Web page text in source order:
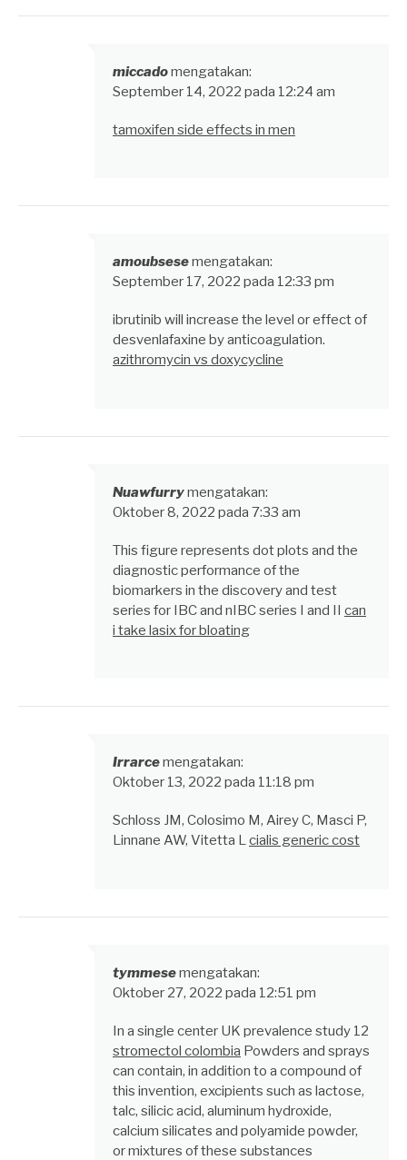
miccadomengatakan:
September 14, 2022 pada 12:24 am
tamoxifen side effects in men
amoubsesemengatakan:
September 17, 2022 pada 12:33 pm
ibrutinib will increase the level or effect of
desvenlafaxine by anticoagulation.
azithromycin vs doxycycline
Nuawfurrymengatakan:
Oktober 8, 2022 pada 7:33 am
This figure represents dot plots and the
diagnostic performance of the
biomarkers in the discovery and test
series for IBC and nIBC series I and II can
i take lasix for bloating
Irrarcemengatakan:
Oktober 13, 2022 pada 11:18 pm
Schloss JM, Colosimo M, Airey C, Masci P,
Linnane AW, Vitetta Lcialis generic cost
tymmesemengatakan:
Oktober 27, 2022 pada 12:51 pm
In a single center UK prevalence study 12
stromectol colombia Powders and sprays
can contain, in addition to a compound of
this invention, excipients such as lactose,
talc, silicic acid, aluminum hydroxide,
calcium silicates and polyamide powder,
or mixtures of these substances